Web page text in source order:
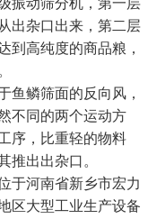
出杂口出来，第二层
到高纯度的商品粮，
鳞筛面的反向风，
不同的两个运动方
序，比重轻的物料
推出出杂口。
于河南省新乡市宏力
区大型工业生产设备